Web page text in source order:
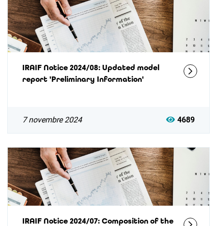
IRAIF Notice 2024/08: Updated model
report 'Preliminary Information'
7 novembre 2024 4689
IRAIF Notice 2024/07: Composition of the